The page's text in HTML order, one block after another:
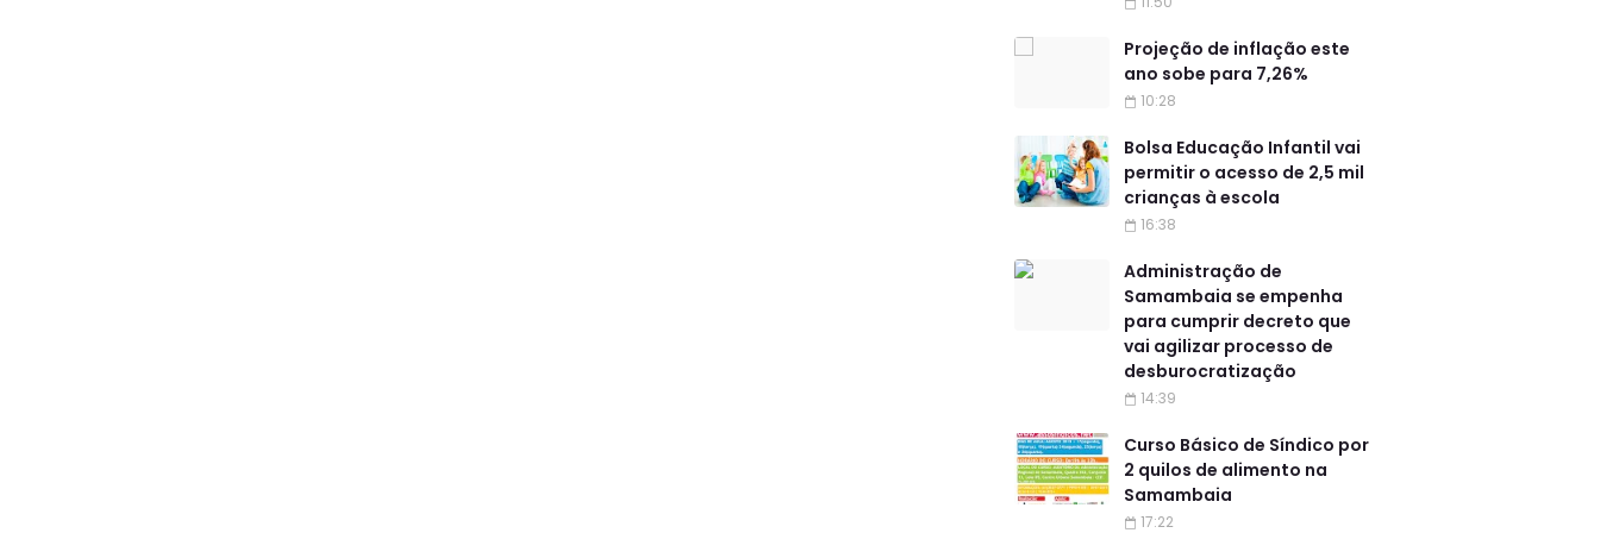
Projeção de inflação este
ano sobe para 7,26%
10:28
Bolsa Educação Infantil vai
permitir o acesso de 2,5 mil
crianças à escola
16:38
Administração de
Samambaia se empenha
para cumprir decreto que
vai agilizar processo de
desburocratização
14:39
Curso Básico de Síndico por
2 quilos de alimento na
Samambaia
17:22